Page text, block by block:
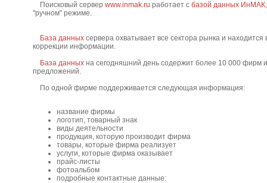
Поисковый сервер www.inmak.ru работает с базой данных ИнМАК
"ручном" режиме.
База данных сервера охватывает все сектора рынка и
коррекции информации.
База данных на сегодняшний день содержит более 10 000 фирм
предложений.
По одной фирме поддерживается следующая информация:
название фирмы
логотип, товарный знак
виды деятельности
продукция, которую производит фирма
товары, которые фирма реализует
услуги, которые фирма оказывает
прайс-листы
фотоальбом
подробные контактные данные: